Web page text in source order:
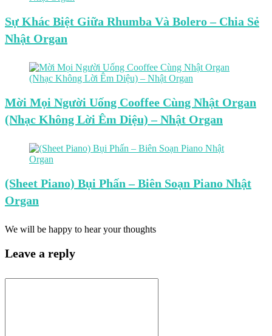
Sự Khác Biệt Giữa Rhumba Và Bolero – Chia Sẻ
Nhật Organ
Mời Mọi Người Uống Cooffee Cùng Nhật Organ
(Nhạc Không Lời Êm Diệu) – Nhật Organ
(Sheet Piano) Bụi Phấn – Biên Soạn Piano Nhật
Organ
We will be happy to hear your thoughts
Leave a reply